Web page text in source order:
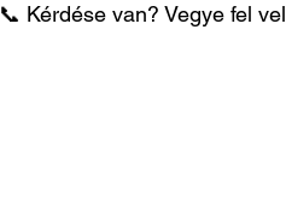
📞 Kérdése van? Vegye fel